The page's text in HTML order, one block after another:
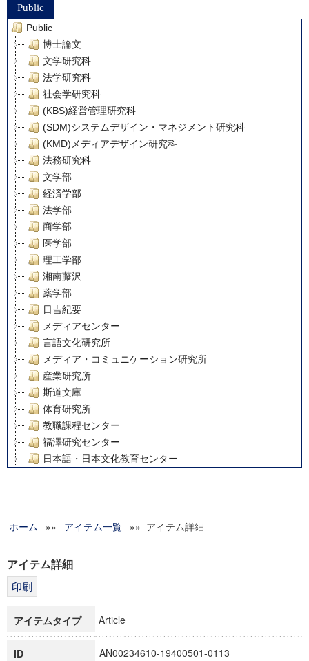
Public
Public
博士論文
文学研究科
法学研究科
社会学研究科
(KBS)経営管理研究科
(SDM)システムデザイン・マネジメント研究科
(KMD)メディアデザイン研究科
法務研究科
文学部
経済学部
法学部
商学部
医学部
理工学部
湘南藤沢
薬学部
日吉紀要
メディアセンター
言語文化研究所
メディア・コミュニケーション研究所
産業研究所
斯道文庫
体育研究所
教職課程センター
福澤研究センター
日本語・日本文化教育センター
グローバルリサーチインスティテュート
科学研究費補助金研究成果報告書
博士課程教育リーディングプログラム「超成熟社会発展のサ
ホーム »» アイテム一覧 »» アイテム詳細
アイテム詳細
アイテムタイプ Article
ID AN00234610-19400501-0113